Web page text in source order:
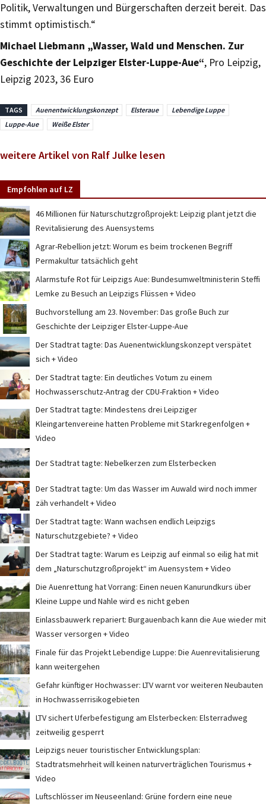
Politik, Verwaltungen und Bürgerschaften derzeit bereit. Das
stimmt optimistisch.“
Michael Liebmann „Wasser, Wald und Menschen. Zur
Geschichte der Leipziger Elster-Luppe-Aue“, Pro Leipzig,
Leipzig 2023, 36 Euro
TAGS Auenentwicklungskonzept Elsteraue
Lebendige Luppe
Luppe-Aue
Weiße Elster
weitere Artikel von Ralf Julke lesen
Empfohlen auf LZ
46 Millionen für Naturschutzgroßprojekt: Leipzig plant jetzt die
Revitalisierung des Auensystems
Agrar-Rebellion jetzt: Worum es beim trockenen Begriff
Permakultur tatsächlich geht
Alarmstufe Rot für Leipzigs Aue: Bundesumweltministerin Steffi
Lemke zu Besuch an Leipzigs Flüssen + Video
Buchvorstellung am 23. November: Das große Buch zur
Geschichte der Leipziger Elster-Luppe-Aue
Der Stadtrat tagte: Das Auenentwicklungskonzept verspätet
sich + Video
Der Stadtrat tagte: Ein deutliches Votum zu einem
Hochwasserschutz-Antrag der CDU-Fraktion + Video
Der Stadtrat tagte: Mindestens drei Leipziger
Kleingartenvereine hatten Probleme mit Starkregenfolgen +
Video
Der Stadtrat tagte: Nebelkerzen zum Elsterbecken
Der Stadtrat tagte: Um das Wasser im Auwald wird noch immer
zäh verhandelt + Video
Der Stadtrat tagte: Wann wachsen endlich Leipzigs
Naturschutzgebiete? + Video
Der Stadtrat tagte: Warum es Leipzig auf einmal so eilig hat mit
dem „Naturschutzgroßprojekt“ im Auensystem + Video
Die Auenrettung hat Vorrang: Einen neuen Kanurundkurs über
Kleine Luppe und Nahle wird es nicht geben
Einlassbauwerk repariert: Burgauenbach kann die Aue wieder mit
Wasser versorgen + Video
Finale für das Projekt Lebendige Luppe: Die Auenrevitalisierung
kann weitergehen
Gefahr künftiger Hochwasser: LTV warnt vor weiteren Neubauten
in Hochwasserrisikogebieten
LTV sichert Uferbefestigung am Elsterbecken: Elsterradweg
zeitweilig gesperrt
Leipzigs neuer touristischer Entwicklungsplan:
Stadtratsmehrheit will keinen naturverträglichen Tourismus +
Video
Luftschlösser im Neuseenland: Grüne fordern eine neue